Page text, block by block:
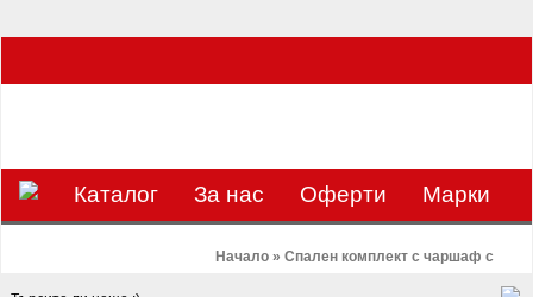
Каталог За нас Оферти Mарки
Начало » Спален комплект с чаршаф с